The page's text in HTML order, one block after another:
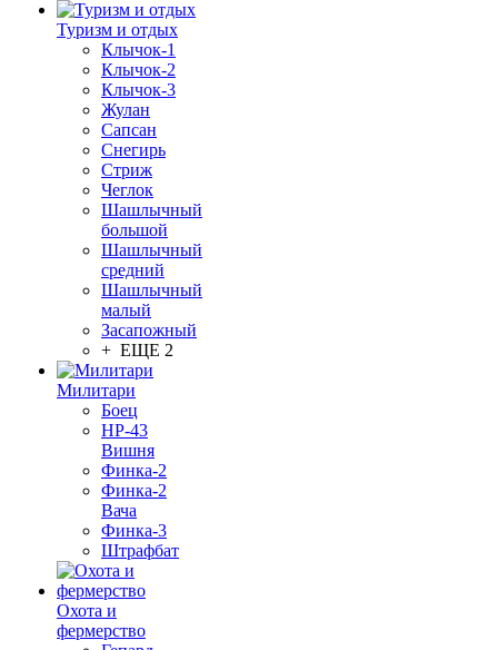
Туризм и отдых
Клычок-1
Клычок-2
Клычок-3
Жулан
Сапсан
Снегирь
Стриж
Чеглок
Шашлычный
большой
Шашлычный
средний
Шашлычный
малый
Засапожный
+ ЕЩЕ 2
Милитари
Боец
НР-43
Вишня
Финка-2
Финка-2
Вача
Финка-3
Штрафбат
Охота и
фермерство